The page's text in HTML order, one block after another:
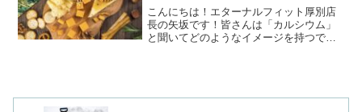
こんにちは！エターナルフィット厚別店
長の矢坂です！皆さんは「カルシウム」
と聞いてどのようなイメージを持つでし